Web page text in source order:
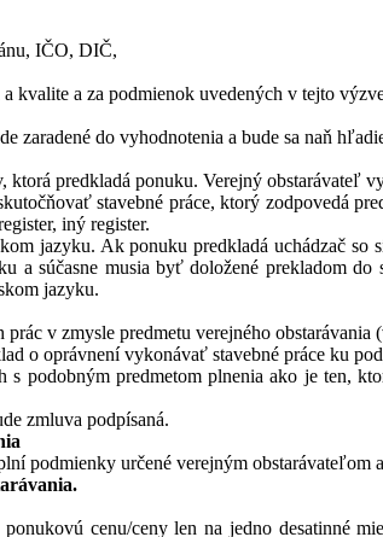
IČO, DIČ,
kvalite a za podmienok uvedených v tejto
zaradené do vyhodnotenia a bude sa naň
predkladá ponuku. Verejný obstarávateľ
stavebné práce, ktorý zodpovedá
iný register.
jazyku. Ak ponuku predkladá uchádzač
a súčasne musia byť doložené prekladom
jazyku.
v zmysle predmetu verejného
o oprávnení vykonávať stavebné práce ku
podobným predmetom plnenia ako je ten,
zmluva podpísaná.
podmienky určené verejným obstarávateľom
cenu/ceny len na jedno desatinné